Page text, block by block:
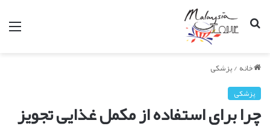
جستجو
خانه/پزشکی
پزشکی
چرا برای استفاده از مکمل غذایی تجویز